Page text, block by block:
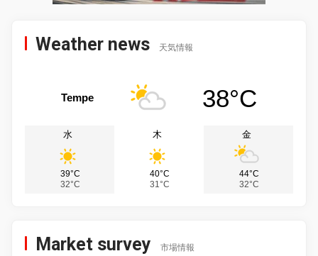
Weather news 天気情報
Tempe 38°C
水
39°C
32°C
木
40°C
31°C
金
44°C
32°C
Market survey 市場情報